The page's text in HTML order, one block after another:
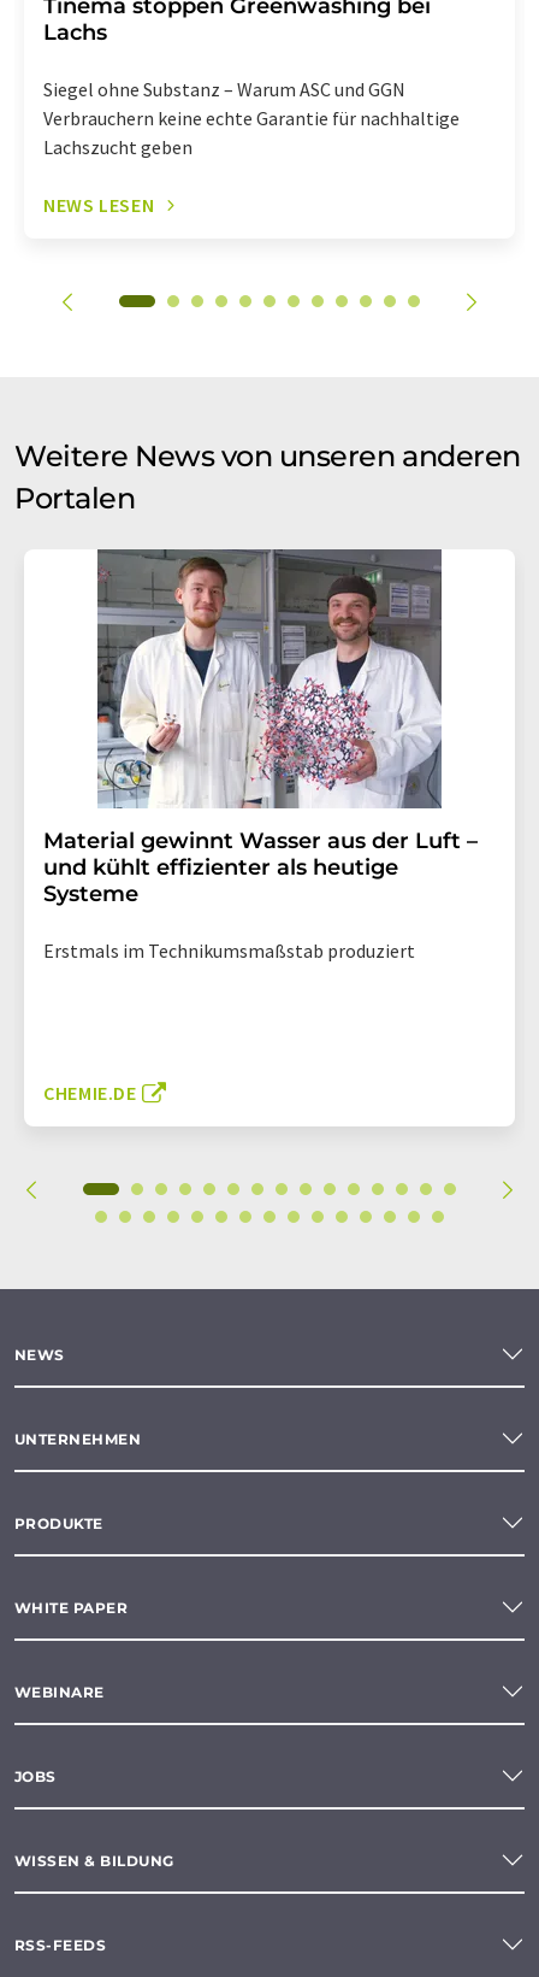
Tinema stoppen Greenwashing bei
Lachs
Siegel ohne Substanz – Warum ASC und GGN
Verbrauchern keine echte Garantie für nachhaltige
Lachszucht geben
NEWS LESEN
Weitere News von unseren anderen
Portalen
Material gewinnt Wasser aus der Luft –
und kühlt effizienter als heutige
Systeme
Erstmals im Technikumsmaßstab produziert
CHEMIE.DE
NEWS
UNTERNEHMEN
PRODUKTE
WHITE PAPER
WEBINARE
JOBS
WISSEN & BILDUNG
RSS-FEEDS